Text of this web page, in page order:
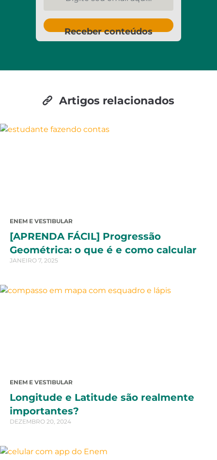
Receber conteúdos
Artigos relacionados
ENEM E VESTIBULAR
[APRENDA FÁCIL] Progressão
Geométrica: o que é e como calcular
JANEIRO 7, 2025
ENEM E VESTIBULAR
Longitude e Latitude são realmente
importantes?
DEZEMBRO 20, 2024